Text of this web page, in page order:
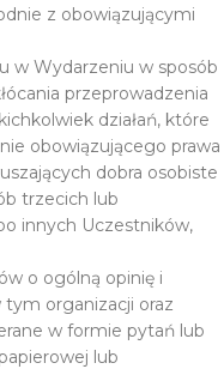
z obowiązującymi
w Wydarzeniu w sposób
przeprowadzenia
działań, które
obowiązującego prawa
dobra osobiste
trzecich lub
innych Uczestników,
o ogólną opinię i
organizacji oraz
w formie pytań lub
lub